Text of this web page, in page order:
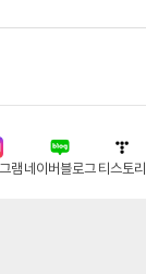
램네이버블로그티스토리